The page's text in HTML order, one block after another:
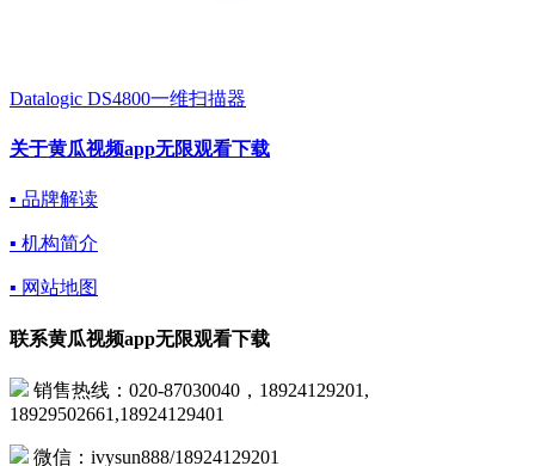
Datalogic DS4800一维扫描器
关于黄瓜视频app无限观看下载
▪ 品牌解读
▪ 机构简介
▪ 网站地图
联系黄瓜视频app无限观看下载
销售热线：020-87030040，18924129201,
18929502661,18924129401
微信：ivysun888/18924129201